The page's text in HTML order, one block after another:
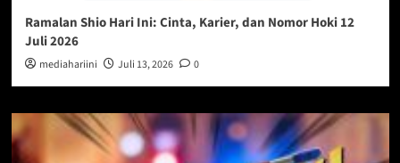
Ramalan Shio Hari Ini: Cinta, Karier, dan Nomor Hoki 12
Juli 2026
mediahariini Juli 13, 2026 0